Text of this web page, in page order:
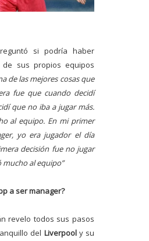
si podría haber
sus propios equipos
de las mejores cosas que
fue que cuando decidí
que no iba a jugar más.
al equipo. En mi primer
yo era jugador el día
decisión fue no jugar
mucho al equipo”
a ser manager?
revelo todos sus pasos
del Liverpooly su